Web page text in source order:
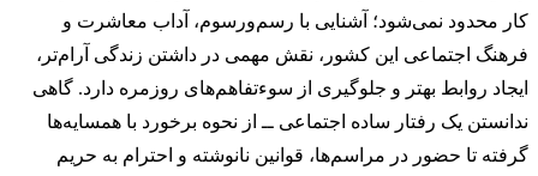
کار محدود نمی‌شود؛ آشنایی با رسم‌ورسوم، آداب معاشرت و
فرهنگ اجتماعی این کشور، نقش مهمی در داشتن زندگی آرام‌تر،
ایجاد روابط بهتر و جلوگیری از سوءتفاهم‌های روزمره دارد. گاهی
ندانستن یک رفتار ساده اجتماعی ــ از نحوه برخورد با همسایه‌ها
گرفته تا حضور در مراسم‌ها، قوانین نانوشته و احترام به حریم